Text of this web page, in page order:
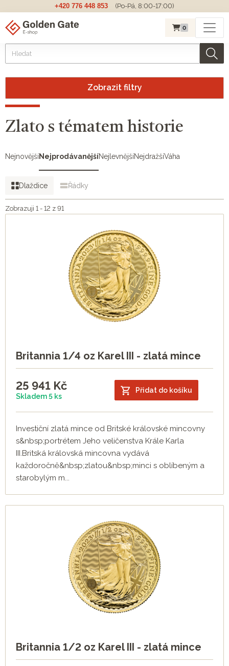
+420 776 448 853 (Po-Pá, 8:00-17:00)
0
Zobrazit filtry
Zlato s tématem historie
NejnovějšíNejprodávanějšíNejlevnějšíNejdražšíVáha
Dlaždice Řádky
Zobrazuji 1 - 12 z 91
Britannia 1/4 oz Karel III - zlatá mince
25 941 Kč
Skladem 5 ks
Přidat do košíku
Investiční zlatá mince od Britské královské mincovny
s&nbsp;portrétem Jeho veličenstva Krále Karla
III.Britská královská mincovna vydává
každoročně&nbsp;zlatou&nbsp;minci s oblíbeným a
starobylým m...
Britannia 1/2 oz Karel III - zlatá mince